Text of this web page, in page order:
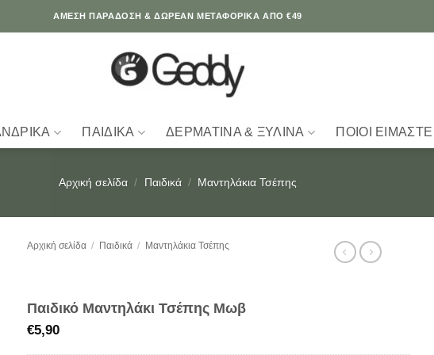
ΆΜΕΣΗ ΠΑΡΑΔΟΣΗ & ΔΩΡΕΑΝ ΜΕΤΑΦΟΡΙΚΑ ΑΠΟ €49
ΠΑΙΔΙΚΆ ΔΕΡΜΆΤΙΝΑ & ΞΎΛΙΝΑ ΠΟΙΟΙ ΕΊΜΑΣΤΕ
Αρχική σελίδα / Παιδικά / Μαντηλάκια Τσέπης
Αρχική σελίδα / Παιδικά / Μαντηλάκια Τσέπης
Παιδικό Μαντηλάκι Τσέπης Μωβ
€5,90